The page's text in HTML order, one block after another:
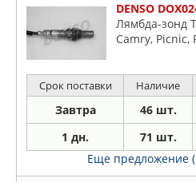
DENSO
Лямбда-зонд
Camry, Picnic,
Срок поставки Наличие
Завтра 46 шт.
1 дн. 71 шт.
Еще предложение